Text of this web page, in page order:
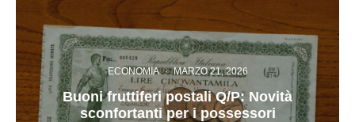
ECONOMIA · MARZO 21, 2026
Buoni fruttiferi postali Q/P: Novità
sconfortanti per i possessori